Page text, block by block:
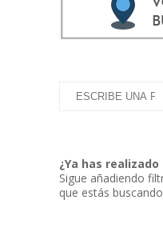
¿Ya has
Sigue añadiendo
que estás